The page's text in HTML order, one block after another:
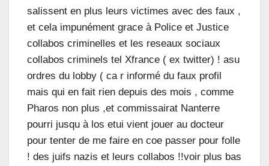
salissent en plus leurs victimes avec des faux ,
et cela impunément grace à Police et Justice
collabos criminelles et les reseaux sociaux
collabos criminels tel Xfrance ( ex twitter) ! asu
ordres du lobby ( ca r informé du faux profil
mais qui en fait rien depuis des mois , comme
Pharos non plus ,et commissairat Nanterre
pourri jusqu à los etui vient jouer au docteur
pour tenter de me faire en coe passer pour folle
! des juifs nazis et leurs collabos !!voir plus bas